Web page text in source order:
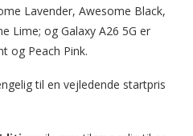
Lavender, Awesome Black,
Lime; og Galaxy A26 5G er
og Peach Pink.
til en vejledende startpris